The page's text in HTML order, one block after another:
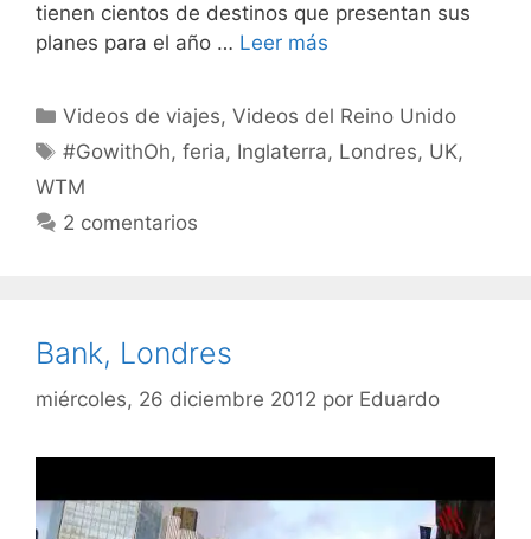
tienen cientos de destinos que presentan sus
planes para el año … Leer más
Categorías
Videos de viajes,Videos del Reino Unido
Etiquetas
#GowithOh,feria, Inglaterra, Londres, UK,
WTM
2 comentarios
Bank, Londres
miércoles, 26 diciembre 2012 por Eduardo